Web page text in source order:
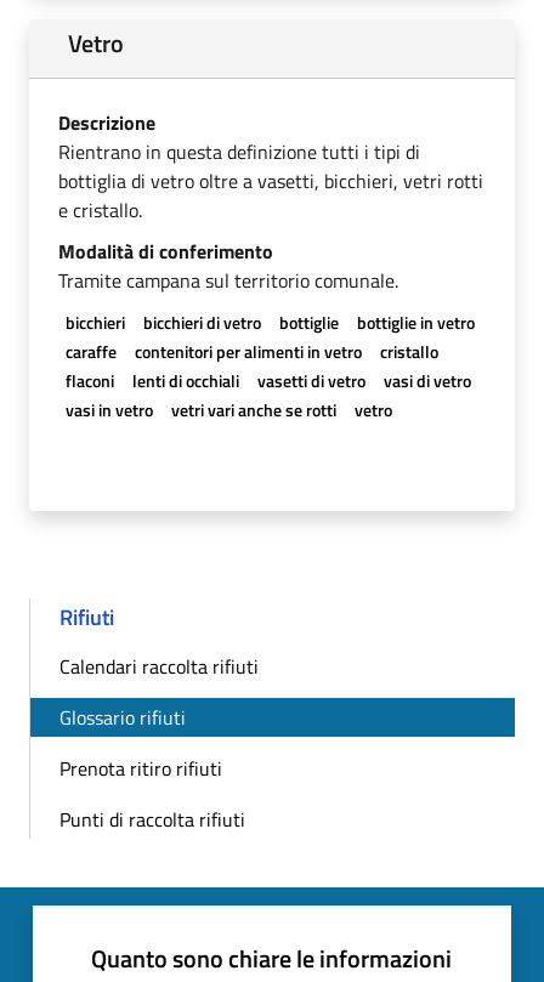
Vetro
Descrizione
Rientrano in questa definizione tutti i tipi di
bottiglia di vetro oltre a vasetti, bicchieri, vetri rotti
e cristallo.
Modalità di conferimento
Tramite campana sul territorio comunale.
bicchieri bicchieri di vetro bottiglie
bottiglie in vetro
caraffe
contenitori per alimenti in vetro
cristallo
flaconi
lenti di occhiali vasetti di vetro
vasi di vetro
vasi in vetro
vetri vari anche se rotti vetro
Rifiuti
Calendari raccolta rifiuti
Glossario rifiuti
Prenota ritiro rifiuti
Punti di raccolta rifiuti
Quanto sono chiare le informazioni